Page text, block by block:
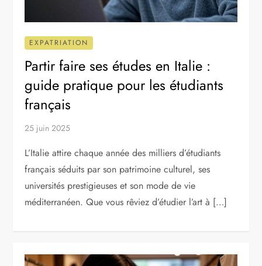
EXPATRIATION
Partir faire ses études en Italie :
guide pratique pour les étudiants
français
25 juin 2025
L’Italie attire chaque année des milliers d’étudiants
français séduits par son patrimoine culturel, ses
universités prestigieuses et son mode de vie
méditerranéen. Que vous rêviez d’étudier l’art à […]